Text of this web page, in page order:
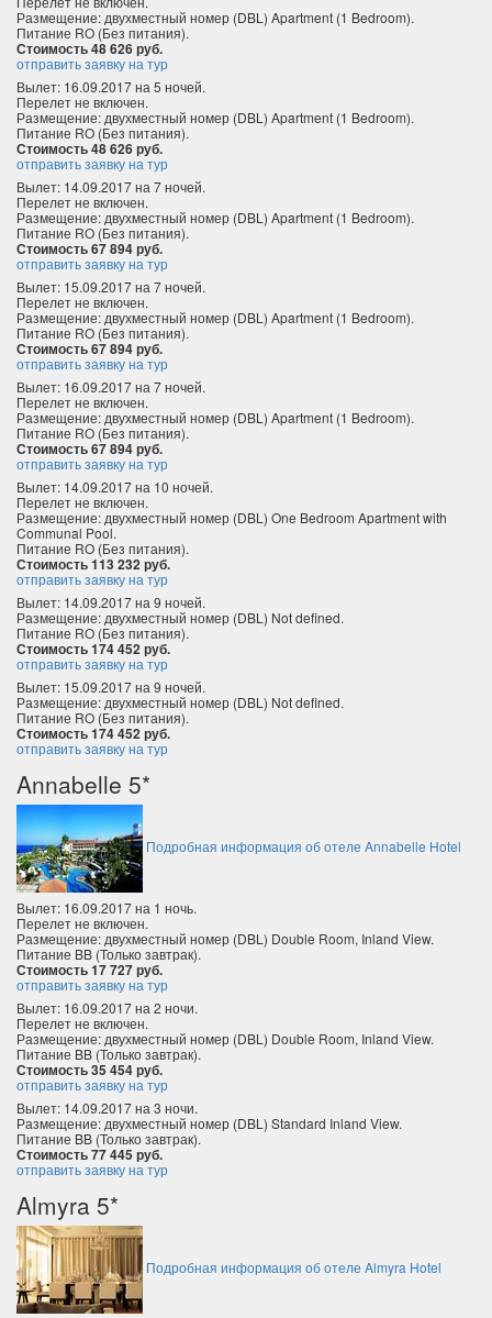
Размещение: двухместный номер (DBL) Apartment (1 Bedroom).
Питание RO (Без питания).
Стоимость 48 626 руб.
отправить заявку на тур
Вылет: 16.09.2017 на 5 ночей.
Перелет не включен.
Размещение: двухместный номер (DBL) Apartment (1 Bedroom).
Питание RO (Без питания).
Стоимость 48 626 руб.
отправить заявку на тур
Вылет: 14.09.2017 на 7 ночей.
Перелет не включен.
Размещение: двухместный номер (DBL) Apartment (1 Bedroom).
Питание RO (Без питания).
Стоимость 67 894 руб.
отправить заявку на тур
Вылет: 15.09.2017 на 7 ночей.
Перелет не включен.
Размещение: двухместный номер (DBL) Apartment (1 Bedroom).
Питание RO (Без питания).
Стоимость 67 894 руб.
отправить заявку на тур
Вылет: 16.09.2017 на 7 ночей.
Перелет не включен.
Размещение: двухместный номер (DBL) Apartment (1 Bedroom).
Питание RO (Без питания).
Стоимость 67 894 руб.
отправить заявку на тур
Вылет: 14.09.2017 на 10 ночей.
Перелет не включен.
Размещение: двухместный номер (DBL) One Bedroom Apartment with
Communal Pool.
Питание RO (Без питания).
Стоимость 113 232 руб.
отправить заявку на тур
Вылет: 14.09.2017 на 9 ночей.
Размещение: двухместный номер (DBL) Not defined.
Питание RO (Без питания).
Стоимость 174 452 руб.
отправить заявку на тур
Вылет: 15.09.2017 на 9 ночей.
Размещение: двухместный номер (DBL) Not defined.
Питание RO (Без питания).
Стоимость 174 452 руб.
отправить заявку на тур
Annabelle 5*
Подробная информация об отеле Annabelle Hotel
Вылет: 16.09.2017 на 1 ночь.
Перелет не включен.
Размещение: двухместный номер (DBL) Double Room, Inland View.
Питание BB (Только завтрак).
Стоимость 17 727 руб.
отправить заявку на тур
Вылет: 16.09.2017 на 2 ночи.
Перелет не включен.
Размещение: двухместный номер (DBL) Double Room, Inland View.
Питание BB (Только завтрак).
Стоимость 35 454 руб.
отправить заявку на тур
Вылет: 14.09.2017 на 3 ночи.
Размещение: двухместный номер (DBL) Standard Inland View.
Питание BB (Только завтрак).
Стоимость 77 445 руб.
отправить заявку на тур
Almyra 5*
Подробная информация об отеле Almyra Hotel